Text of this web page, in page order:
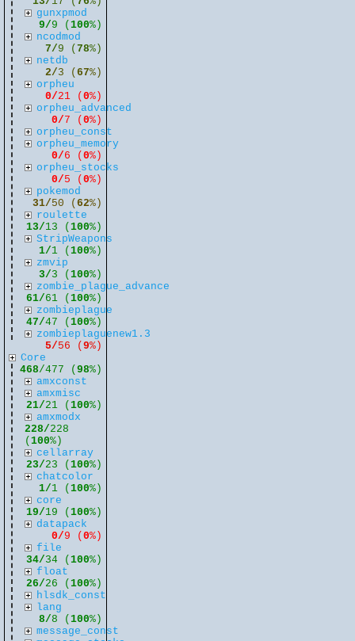
gunxpmod
9/9 (100%)
ncodmod
7/9 (78%)
netdb
2/3 (67%)
orpheu
0/21 (0%)
orpheu_advanced
0/7 (0%)
orpheu_const
orpheu_memory
0/6 (0%)
orpheu_stocks
0/5 (0%)
pokemod
31/50 (62%)
roulette
13/13 (100%)
StripWeapons
1/1 (100%)
zmvip
3/3 (100%)
zombie_plague_advance
61/61 (100%)
zombieplague
47/47 (100%)
zombieplaguenew1.3
5/56 (9%)
Core
468/477 (98%)
amxconst
amxmisc
21/21 (100%)
amxmodx
228/228
( 100%)
cellarray
23/23 (100%)
chatcolor
1/1 (100%)
core
19/19 (100%)
datapack
0/9 (0%)
file
34/34 (100%)
float
26/26 (100%)
hlsdk_const
lang
8/8 (100%)
message_const